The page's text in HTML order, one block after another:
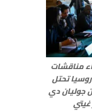
مناقشات
تحتل
جوليان دي